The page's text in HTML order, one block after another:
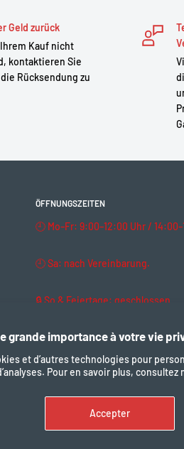
grande importance à votre vie
et d’autres technologies pour
Pour en savoir plus, consultez
Accepter
Geld zurück
Kauf nicht
kontaktieren Sie
Rücksendung zu
ÖFFNUNGSZEITEN
🕘 Mo–Fr: 9:00–12:00 Uhr /
🕘 Sa: nach Vereinbarung.
🔒 So & Feiertage: geschlossen